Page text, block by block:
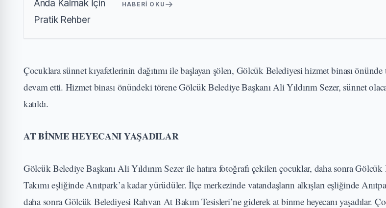
HABERI OKU
Çocuklara sünnet kıyafetlerinin dağıtımı ile başlayan şölen, Gölcük Belediyesi hizmet binası
devam etti. Hizmet binası önündeki törene Gölcük Belediye Başkanı Ali Yıldırım Sezer, sünnet
katıldı.
AT BİNME HEYECANI YAŞADILAR
Gölcük Belediye Başkanı Ali Yıldırım Sezer ile hatıra fotoğrafı çekilen çocuklar, daha sonra
Takımı eşliğinde Anıtpark’a kadar yürüdüler. İlçe merkezinde vatandaşların alkışları eşliğinde
daha sonra Gölcük Belediyesi Rahvan At Bakım Tesisleri’ne giderek at binme heyecanı yaşadılar.